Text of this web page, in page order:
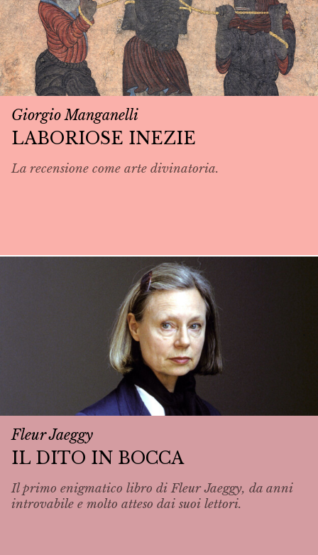
Giorgio Manganelli
LABORIOSE INEZIE
La recensione come arte divinatoria.
Fleur Jaeggy
IL DITO IN BOCCA
Il primo enigmatico libro di Fleur Jaeggy, da anni
introvabile e molto atteso dai suoi lettori.